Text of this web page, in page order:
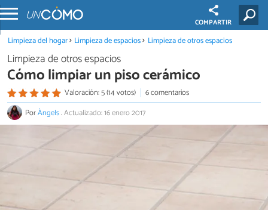
COMPARTIR
Limpieza del hogar Limpieza de espacios Limpieza de otros espacios
Limpieza de otros espacios
Cómo limpiar un piso cerámico
Valoración: 5 (14 votos)
6 comentarios
PorÀngels.Actualizado: 16 enero 2017